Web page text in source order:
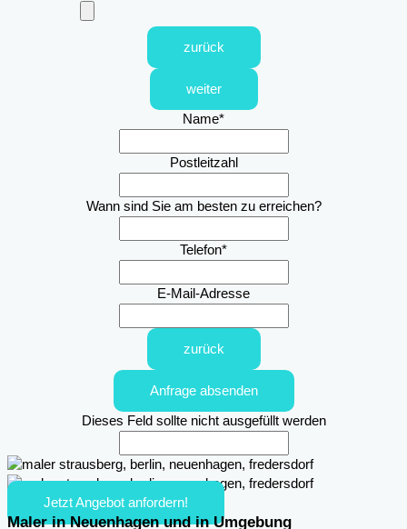
zurück
weiter
Name*
Postleitzahl
Wann sind Sie am besten zu erreichen?
Telefon*
E-Mail-Adresse
zurück
Anfrage absenden
Dieses Feld sollte nicht ausgefüllt werden
Jetzt Angebot anfordern!
Maler in Neuenhagen und in Umgebung